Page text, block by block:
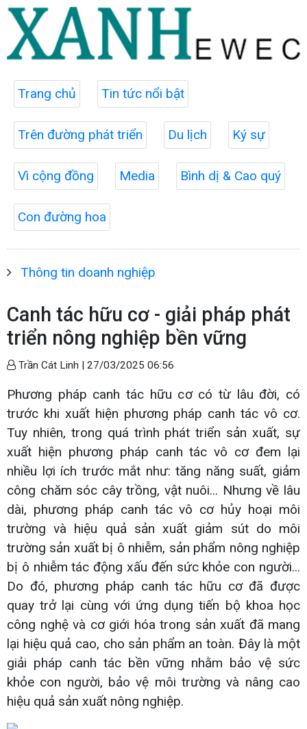
Trang chủ Tin tức nổi bật
Trên đường phát triển Du lịch Ký sự
Vì cộng đồng Media Bình dị & Cao quý
Con đường hoa
Thông tin doanh nghiệp
Canh tác hữu cơ - giải pháp phát
triển nông nghiệp bền vững
Trần Cát Linh | 27/03/2025 06:56
Phương pháp canh tác hữu cơ có từ lâu đời, có
trước khi xuất hiện phương pháp canh tác vô cơ.
Tuy nhiên, trong quá trình phát triển sản xuất, sự
xuất hiện phương pháp canh tác vô cơ đem lại
nhiều lợi ích trước mắt như: tăng năng suất, giảm
công chăm sóc cây trồng, vật nuôi... Nhưng về lâu
dài, phương pháp canh tác vô cơ hủy hoại môi
trường và hiệu quả sản xuất giảm sút do môi
trường sản xuất bị ô nhiễm, sản phẩm nông nghiệp
bị ô nhiễm tác động xấu đến sức khỏe con người...
Do đó, phương pháp canh tác hữu cơ đã được
quay trở lại cùng với ứng dụng tiến bộ khoa học
công nghệ và cơ giới hóa trong sản xuất đã mang
lại hiệu quả cao, cho sản phẩm an toàn. Đây là một
giải pháp canh tác bền vững nhằm bảo vệ sức
khỏe con người, bảo vệ môi trường và nâng cao
hiệu quả sản xuất nông nghiệp.